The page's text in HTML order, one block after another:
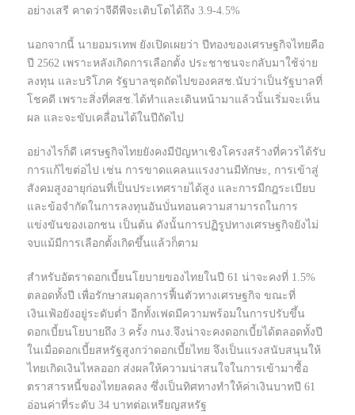
อย่างเสรี คาดว่าจีดีพีจะเติบโตได้ถึง 3.9-4.5%
นอกจากนี้ นายอมรเทพ ยังเปิดเผยว่า ปีทองของเศรษฐกิจไทยคือ
ปี 2562 เพราะหลังเกิดการเลือกตั้ง ประชาชนจะกลับมาใช้จ่าย
ลงทุน และบริโภค รัฐบาลชุดถัดไปของคสช.นับว่าเป็นรัฐบาลที่
โชคดี เพราะสิ่งที่คสช.ได้ทำและเดินหน้ามาแล้วนั้นเริ่มจะเห็น
ผล และจะขับเคลื่อนได้ในปีถัดไป
อย่างไรก็ดี เศรษฐกิจไทยยังคงมีปัญหาเชิงโครงสร้างที่ควรได้รับ
การแก้ไขต่อไป เช่น การขาดแคลนแรงงานมีทักษะ, การเข้าสู่
สังคมสูงอายุก่อนที่เป็นประเทศรายได้สูง และการมีกฎระเบียบ
และข้อจำกัดในการลงทุนอันบั่นทอนความสามารถในการ
แข่งขันของเอกชน เป็นต้น ดังนั้นการปฏิรูปทางเศรษฐกิจยังไม่
จบแม้มีการเลือกตั้งเกิดขึ้นแล้วก็ตาม
สำหรับอัตราดอกเบี้ยนโยบายของไทยในปี 61 น่าจะคงที่ 1.5%
ตลอดทั้งปี เพื่อรักษาสมดุลการฟื้นตัวทางเศรษฐกิจ ขณะที่
เงินเฟ้อยังอยู่ระดับต่ำ อีกทั้งเฟดมีความพร้อมในการปรับขึ้น
ดอกเบี้ยนโยบายถึง 3 ครั้ง กนง.จึงน่าจะคงดอกเบี้ยได้ตลอดทั้งปี
ในเมื่อดอกเบี้ยสหรัฐสูงกว่าดอกเบี้ยไทย จึงเป็นแรงสนับสนุนให้
ไทยเกิดเงินไหลออก ส่งผลให้ความน่าสนใจในการเข้ามาซื้อ
ตราสารหนี้ของไทยลดลง ซึ่งเป็นทิศทางทำให้ค่าเงินบาทปี 61
อ่อนค่าที่ระดับ 34 บาทต่อเหรียญสหรัฐ